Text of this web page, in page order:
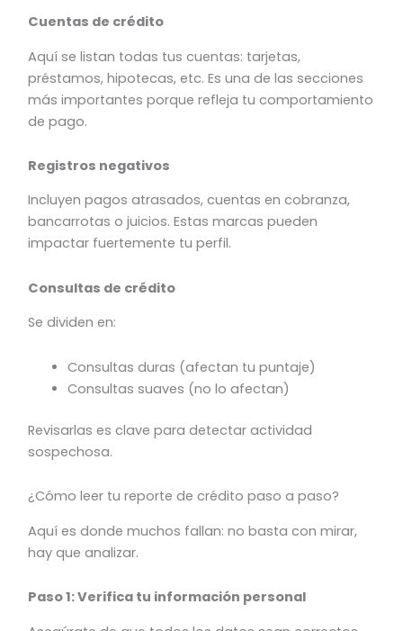
Cuentas de crédito
Aquí se listan todas tus cuentas: tarjetas,
préstamos, hipotecas, etc. Es una de las secciones
más importantes porque refleja tu comportamiento
de pago.
Registros negativos
Incluyen pagos atrasados, cuentas en cobranza,
bancarrotas o juicios. Estas marcas pueden
impactar fuertemente tu perfil.
Consultas de crédito
Se dividen en:
Consultas duras (afectan tu puntaje)
Consultas suaves (no lo afectan)
Revisarlas es clave para detectar actividad
sospechosa.
¿Cómo leer tu reporte de crédito paso a paso?
Aquí es donde muchos fallan: no basta con mirar,
hay que analizar.
Paso 1: Verifica tu información personal